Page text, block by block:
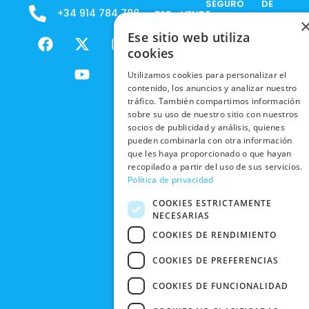
+34 914 784 788
F
a
X
-
t
w
m
Y
o
u
t
B2B - VENDE
PRODUCTOS
SOCIAL
TRABAJA
CON
NOSOTROS
NUESTRAS
TIENDAS
FRIDAY
CONTACTO
SEGURO
NACIONALES
INTERNACIONALES
RECOGIDA
EN TIENDA
DEVOLUCIONES
Y CAMBIOS
CANCELAR
DE
POLÍTICAS
PRIVACIDAD
EN RRSS
POLÍTICA DE
PRIVACIDAD
CONDICIONES
DE COMPRA
Ese sitio web utiliza
cookies
Utilizamos cookies para personalizar el
contenido, los anuncios y analizar nuestro
tráfico. También compartimos información
sobre su uso de nuestro sitio con nuestros
socios de publicidad y análisis, quienes
pueden combinarla con otra información
que les haya proporcionado o que hayan
recopilado a partir del uso de sus servicios.
Política de privacidad
COOKIES ESTRICTAMENTE
NECESARIAS
COOKIES DE RENDIMIENTO
COOKIES DE PREFERENCIAS
COOKIES DE FUNCIONALIDAD